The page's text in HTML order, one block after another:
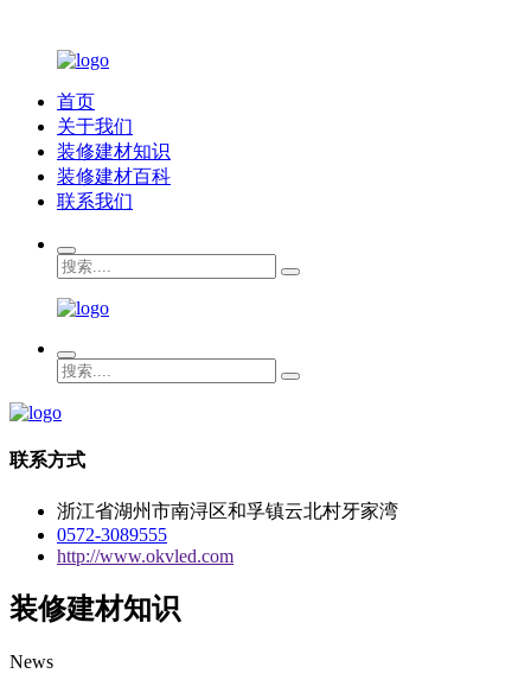
首页
关于我们
装修建材知识
装修建材百科
联系我们
联系方式
浙江省湖州市南浔区和孚镇云北村牙家湾
0572-3089555
http://www.okvled.com
装修建材知识
News